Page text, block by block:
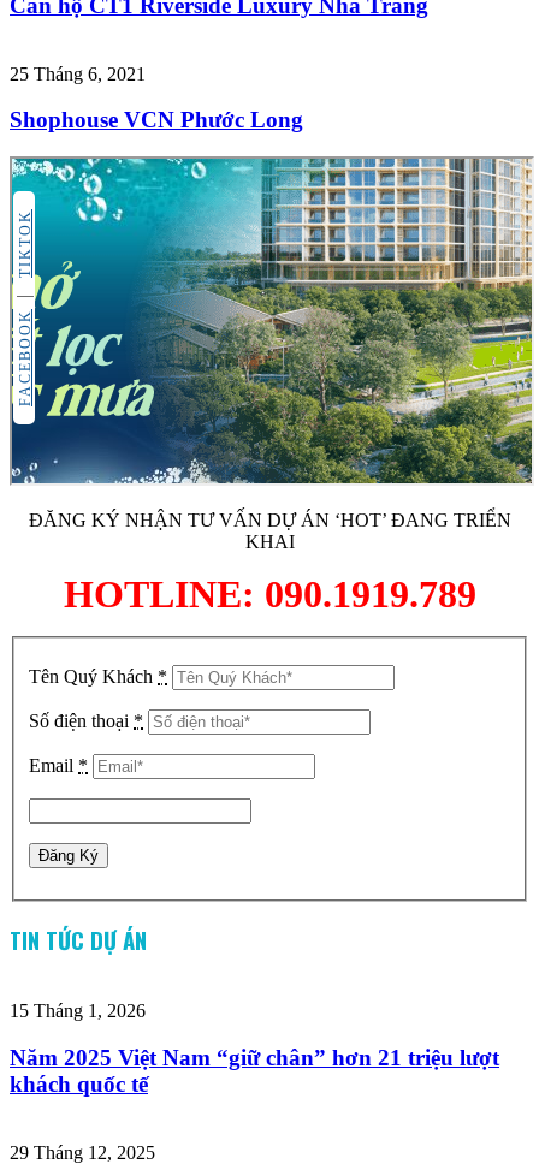
FACEBOOK
TIKTOK
Căn hộ CT1 Riverside Luxury Nha Trang
25 Tháng 6, 2021
Shophouse VCN Phước Long
ĐĂNG KÝ NHẬN TƯ VẤN DỰ ÁN ‘HOT’ ĐANG TRIỂN
KHAI
HOTLINE: 090.1919.789
Tên Quý Khách *
Số điện thoại *
Email *
TIN TỨC DỰ ÁN
15 Tháng 1, 2026
Năm 2025 Việt Nam “giữ chân” hơn 21 triệu lượt
khách quốc tế
29 Tháng 12, 2025